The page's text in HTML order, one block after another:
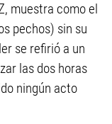
muestra como el
pechos) sin su
se refirió a un
las dos horas
ningún acto